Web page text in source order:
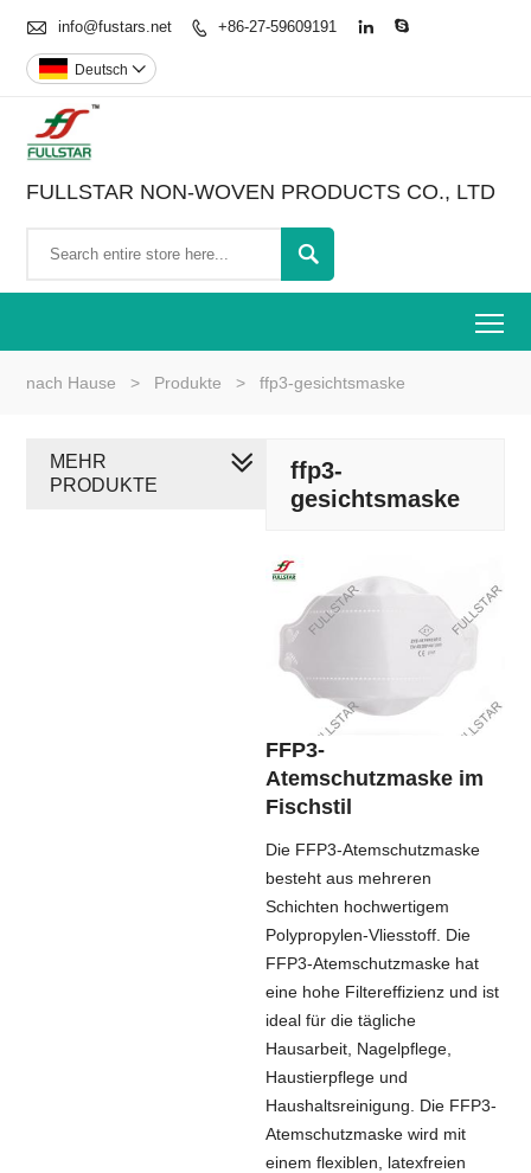
 info@fustars.net  +86-27-59609191  
Deutsch 
FULLSTAR NON-WOVEN PRODUCTS CO., LTD

nach Hause > Produkte > ffp3-gesichtsmaske
ffp3-
gesichtsmaske
FFP3-
Atemschutzmaske im
Fischstil
Die FFP3-Atemschutzmaske
besteht aus mehreren
Schichten hochwertigem
Polypropylen-Vliesstoff. Die
FFP3-Atemschutzmaske hat
eine hohe Filtereffizienz und ist
ideal für die tägliche
Hausarbeit, Nagelpflege,
Haustierpflege und
Haushaltsreinigung. Die FFP3-
Atemschutzmaske wird mit
einem flexiblen, latexfreien
MEHR
PRODUKTE